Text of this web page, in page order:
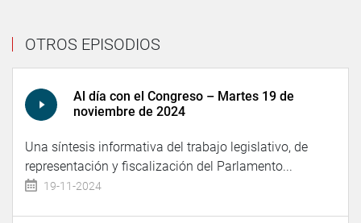
OTROS EPISODIOS
Al día con el Congreso – Martes 19 de
noviembre de 2024
Una síntesis informativa del trabajo legislativo, de
representación y fiscalización del Parlamento...
19-11-2024